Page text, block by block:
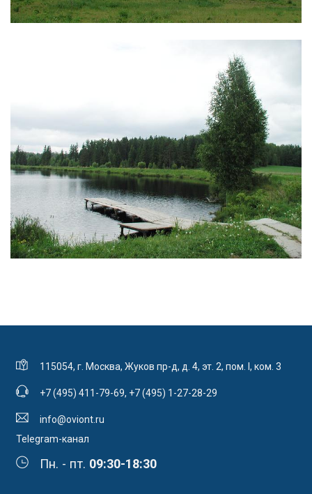
115054, г. Москва, Жуков пр-д, д. 4, эт. 2, пом. I, ком. 3
+7 (495) 411-79-69, +7 (495) 1-27-28-29
info@oviont.ru
Telegram-канал
Пн. - пт. 09:30-18:30